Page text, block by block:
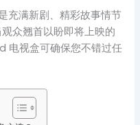
充满新剧、精彩故事情节
众翘首以盼即将上映的
电视盒可确保您不错过任